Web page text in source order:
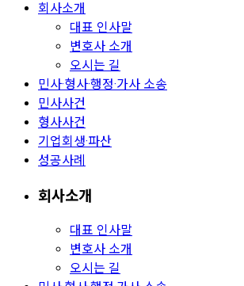
회사소개
대표 인사말
변호사 소개
오시는 길
민사·형사·행정·가사 소송
민사사건
형사사건
기업회생·파산
성공사례
회사소개
대표 인사말
변호사 소개
오시는 길